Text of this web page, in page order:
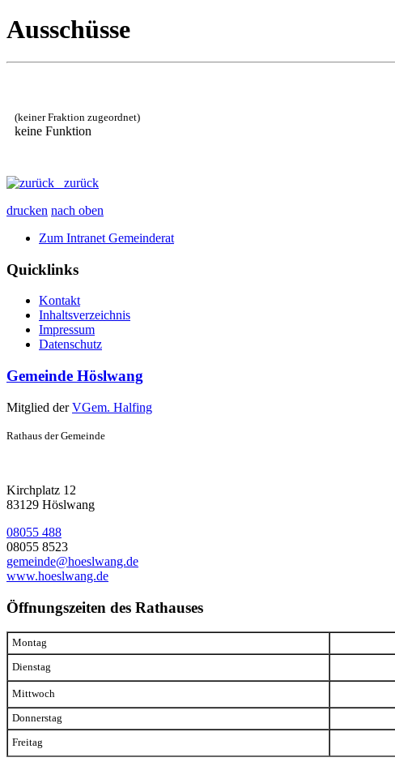
Ausschüsse
(keiner Fraktion zugeordnet)
keine Funktion
zurück
drucken nach oben
Zum Intranet Gemeinderat
Quicklinks
Kontakt
Inhaltsverzeichnis
Impressum
Datenschutz
Gemeinde Höslwang
Mitglied derVGem. Halfing
Rathaus der Gemeinde
Kirchplatz 12
83129 Höslwang
08055 488
08055 8523
gemeinde@hoeslwang.de
www.hoeslwang.de
Öffnungszeiten des Rathauses
Montag
Dienstag
Mittwoch
Donnerstag
Freitag